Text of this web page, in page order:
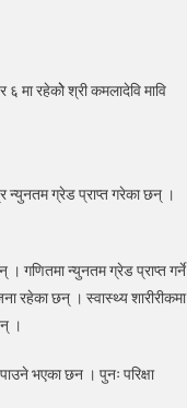
६ मा रहेकोे श्री कमलादेवि मावि
न्युनतम ग्रेड प्राप्त गरेका छन् ।
गणितमा न्युनतम ग्रेड प्राप्त
रहेका छन् । स्वास्थ्य शारीरीकमा
।
भएका छन । पुनः परिक्षा